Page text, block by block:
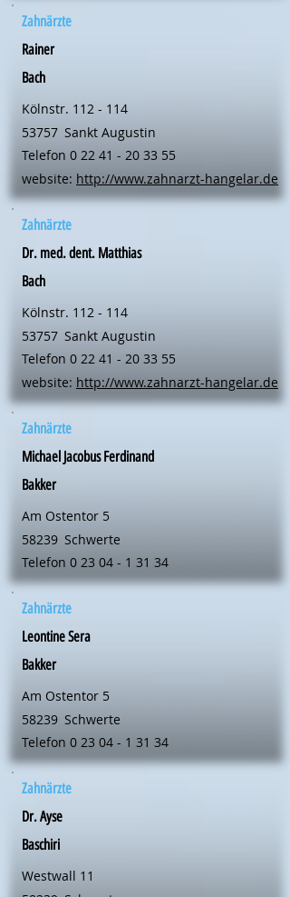
Zahnärzte
Rainer
Bach
Kölnstr. 112 - 114
53757 Sankt Augustin
Telefon 0 22 41 - 20 33 55
website: http://www.zahnarzt-hangelar.de
Zahnärzte
Dr. med. dent. Matthias
Bach
Kölnstr. 112 - 114
53757 Sankt Augustin
Telefon 0 22 41 - 20 33 55
website: http://www.zahnarzt-hangelar.de
Zahnärzte
Michael Jacobus Ferdinand
Bakker
Am Ostentor 5
58239 Schwerte
Telefon 0 23 04 - 1 31 34
Zahnärzte
Leontine Sera
Bakker
Am Ostentor 5
58239 Schwerte
Telefon 0 23 04 - 1 31 34
Zahnärzte
Dr. Ayse
Baschiri
Westwall 11